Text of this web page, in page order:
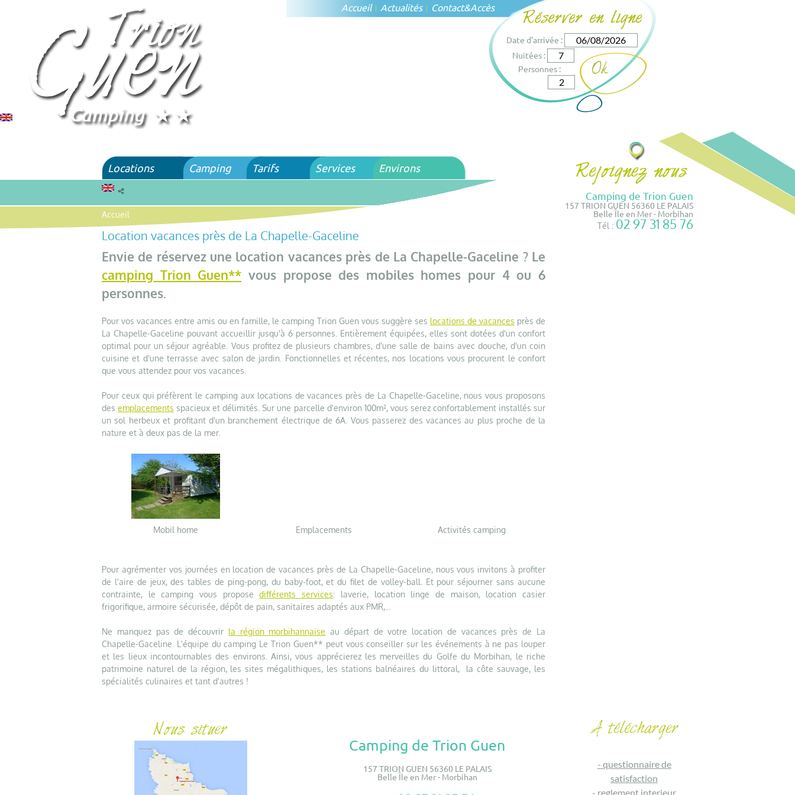
Accueil Actualités Contact&Accès
Date d'arrivée :
Nuitées :
Personnes :
Locations Camping Tarifs Services Environs
Camping de Trion Guen
157 TRION GUEN 56360 LE PALAIS
Belle Île en Mer - Morbihan
Tél : 02 97 31 85 76
Accueil
Location vacances près de La Chapelle-Gaceline
Envie de réservez une location vacances près de La Chapelle-Gaceline ? Le
camping Trion Guen** vous propose des mobiles homes pour 4 ou 6
personnes.
Pour vos vacances entre amis ou en famille, le camping Trion Guen vous suggère ses locations de vacances près de
La Chapelle-Gaceline pouvant accueillir jusqu'à 6 personnes. Entièrement équipées, elles sont dotées d'un confort
optimal pour un séjour agréable. Vous profitez de plusieurs chambres, d'une salle de bains avec douche, d'un coin
cuisine et d'une terrasse avec salon de jardin. Fonctionnelles et récentes, nos locations vous procurent le confort
que vous attendez pour vos vacances.
Pour ceux qui préfèrent le camping aux locations de vacances près de La Chapelle-Gaceline, nous vous proposons
desemplacements spacieux et délimités. Sur une parcelle d'environ 100m², vous serez confortablement installés sur
un sol herbeux et profitant d'un branchement électrique de 6A. Vous passerez des vacances au plus proche de la
nature et à deux pas de la mer.
Mobil home Emplacements Activités camping
Pour agrémenter vos journées en location de vacances près de La Chapelle-Gaceline, nous vous invitons à profiter
de l'aire de jeux, des tables de ping-pong, du baby-foot, et du filet de volley-ball. Et pour séjourner sans aucune
contrainte, le camping vous proposedifférents services: laverie, location linge de maison, location casier
frigorifique, armoire sécurisée, dépôt de pain, sanitaires adaptés aux PMR,...
Ne manquez pas de découvrir la région morbihannaise au départ de votre location de vacances près de La
Chapelle-Gaceline. L'équipe du camping Le Trion Guen** peut vous conseiller sur les événements à ne pas louper
et les lieux incontournables des environs. Ainsi, vous apprécierez les merveilles du Golfe du Morbihan, le riche
patrimoine naturel de la région, les sites mégalithiques, les stations balnéaires du littoral, la côte sauvage, les
spécialités culinaires et tant d'autres !
Camping de Trion Guen
157 TRION GUEN 56360 LE PALAIS
Belle Île en Mer - Morbihan
- questionnaire de
satisfaction
- reglement interieur